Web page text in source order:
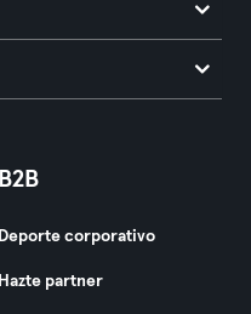
B2B
Deporte corporativo
Hazte partner